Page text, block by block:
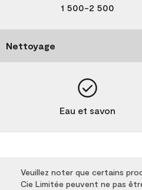
1 500-2 500
Nettoyage
Eau et savon
Veuillez noter que certains
Cie Limitée peuvent ne pas